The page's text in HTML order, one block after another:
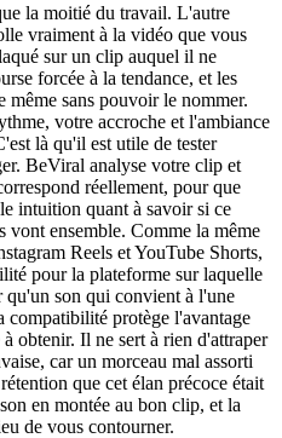
la moitié du travail. L'autre
vraiment à la vidéo que vous
sur un clip auquel il ne
forcée à la tendance, et les
même sans pouvoir le nommer.
votre accroche et l'ambiance
là qu'il est utile de tester
BeViral analyse votre clip et
réellement, pour que
intuition quant à savoir si ce
vont ensemble. Comme la même
Reels et YouTube Shorts,
pour la plateforme sur laquelle
qu'un son qui convient à l'une
compatibilité protège l'avantage
obtenir. Il ne sert à rien d'attraper
car un morceau mal assorti
que cet élan précoce était
en montée au bon clip, et la
de vous contourner.